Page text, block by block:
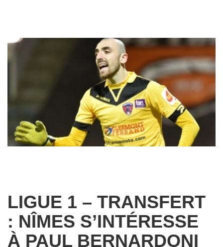
LIGUE 1 – TRANSFERT
: NÎMES S’INTÉRESSE
À PAUL BERNARDONI